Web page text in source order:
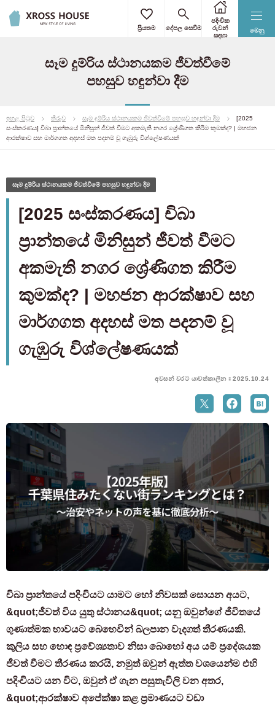
මෙනු
ප්‍රියතම දේපල සෙවීම
පදිංචික
රුවන්
සඳහා
සෑම දුම්රිය ස්ථානයකම ජීවත්වීමේ
පහසුව හඳුන්වා දීම
ඉහළ පිටුව තීරුව සෑම දුම්රිය ස්ථානයකම ජීවත්වීමේ පහසුව හඳුන්වා දීම
[2025
සංස්කරණය] චිබා ප්‍රාන්තයේ මිනිසුන් ජීවත් වීමට අකමැති නගර ශ්‍රේණිගත කිරීම කුමක්ද? | මහජන
ආරක්ෂාව සහ මාර්ගගත අදහස් මත පදනම් වූ ගැඹුරු විශ්ලේෂණයක්
සෑම දුම්රිය ස්ථානයකම ජීවත්වීමේ පහසුව හඳුන්වා දීම
[2025 සංස්කරණය] චිබා
ප්‍රාන්තයේ මිනිසුන් ජීවත් වීමට
අකමැති නගර ශ්‍රේණිගත කිරීම
කුමක්ද? | මහජන ආරක්ෂාව සහ
මාර්ගගත අදහස් මත පදනම් වූ
ගැඹුරු විශ්ලේෂණයක්
අවසන් වරට යාවත්කාලීන：2025.10.24
චිබා ප්‍රාන්තයේ පදිංචියට යාමට හෝ නිවසක් සොයන අයට,
&quot;ජීවත් විය යුතු ස්ථානය&quot; යනු ඔවුන්ගේ ජීවිතයේ
ගුණාත්මක භාවයට බෙහෙවින් බලපාන වැදගත් තීරණයකි.
කුලිය සහ හොඳ ප්‍රවේශ්‍යතාව නිසා බොහෝ අය යම් ප්‍රදේශයක
ජීවත් වීමට තීරණය කරයි, නමුත් ඔවුන් ඇත්ත වශයෙන්ම එහි
පදිංචියට යන විට, ඔවුන් ඒ ගැන පසුතැවිලි වන අතර,
&quot;ආරක්ෂාව අපේක්ෂා කළ ප්‍රමාණයට වඩා